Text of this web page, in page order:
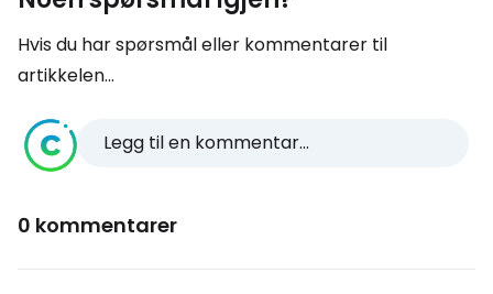
Hvis du har spørsmål eller kommentarer til
artikkelen...
Legg til en kommentar...
0 kommentarer